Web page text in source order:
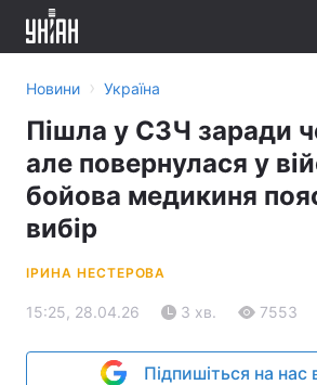
Новини › Україна
Пішла у СЗЧ заради
але повернулася у
бойова медикиня
вибір
ІРИНА НЕСТЕРОВА
15:25, 28.04.26 3 хв. 7553
Підпишіться на нас